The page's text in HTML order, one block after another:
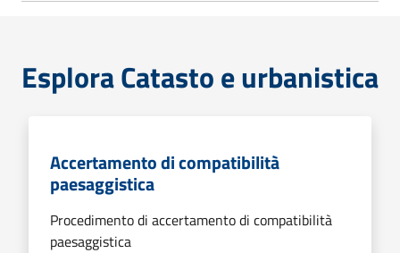
Esplora Catasto e urbanistica
Accertamento di compatibilità
paesaggistica
Procedimento di accertamento di compatibilità
paesaggistica